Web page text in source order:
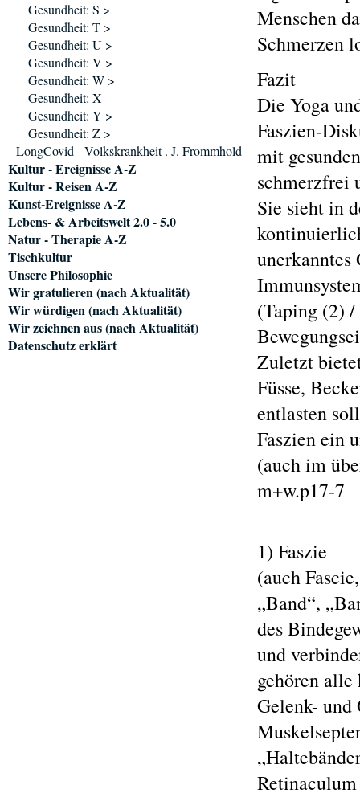
Menschen
Schmerzen
Fazit
Die Yoga
Faszien-
mit
schmerzfrei
Sie sieht in
unerkanntes
(Taping (2)
Zuletzt
Füsse,
entlasten
Faszien ein
(auch im
m+w.p17-7
1) Faszie
(auch
„Band“,
des
und
gehören alle
Gelenk- und
Gesundheit: S >
Gesundheit: T >
Gesundheit: U >
Gesundheit: V >
Gesundheit: W >
Gesundheit: X
Gesundheit: Y >
Gesundheit: Z >
LongCovid - Volkskrankheit . J. Frommhold
Kultur - Ereignisse A-Z
Kultur - Reisen A-Z
Kunst-Ereignisse A-Z
Lebens- & Arbeitswelt 2.0 - 5.0
Natur - Therapie A-Z
Tischkultur
Unsere Philosophie
Wir gratulieren (nach Aktualität)
Wir würdigen (nach Aktualität)
Wir zeichnen aus (nach Aktualität)
Datenschutz erklärt